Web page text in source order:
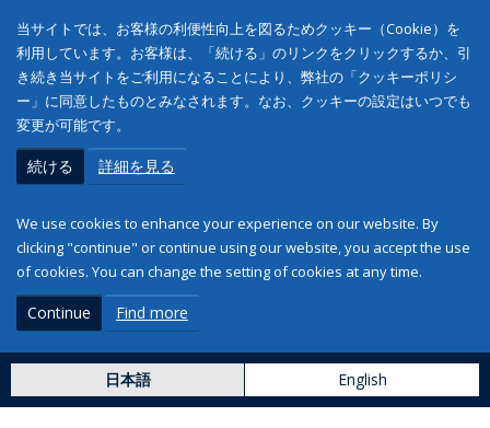
当サイトでは、お客様の利便性向上を図るためクッキー（Cookie）を
利用しています。お客様は、「続ける」のリンクをクリックするか、引
き続き当サイトをご利用になることにより、弊社の「クッキーポリシ
ー」に同意したものとみなされます。なお、クッキーの設定はいつでも
変更が可能です。
続ける 詳細を見る
We use cookies to enhance your experience on our website. By
clicking "continue" or continue using our website, you accept the use
of cookies. You can change the setting of cookies at any time.
Continue Find more
日本語 English